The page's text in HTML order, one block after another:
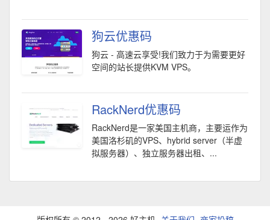
狗云优惠码
狗云 - 高速云享受!我们致力于为需要更好
空间的站长提供KVM VPS。
RackNerd优惠码
RackNerd是一家美国主机商，主要运作为
美国洛杉矶的VPS、hybrid server（半虚
拟服务器）、独立服务器出租、...